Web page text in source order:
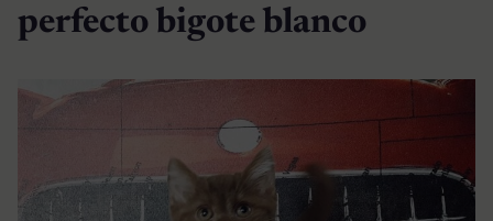
perfecto bigote blanco